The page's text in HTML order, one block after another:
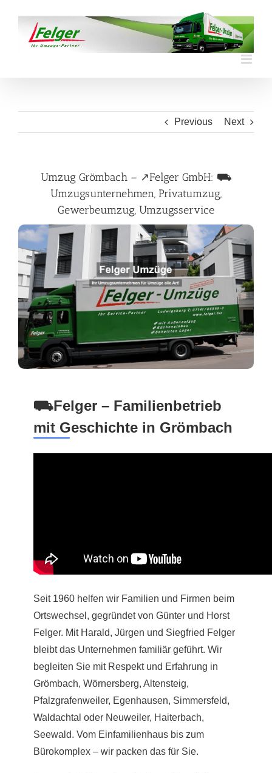
content
Previous Next
Umzug Grömbach – ↗️Felger GmbH: ⛟
Umzugsunternehmen, Privatumzug,
Gewerbeumzug, Umzugsservice
⛟Felger – Familienbetrieb
mit Geschichte in Grömbach
Seit 1960 helfen wir Familien und Firmen beim
Ortswechsel, gegründet von Günter und Horst
Felger. Mit Harald, Jürgen und Siegfried Felger
bleibt das Unternehmen familiär geführt. Wir
begleiten Sie mit Respekt und Erfahrung in
Grömbach, Wörnersberg, Altensteig,
Pfalzgrafenweiler, Egenhausen, Simmersfeld,
Waldachtal oder Neuweiler, Haiterbach,
Seewald. Vom Einfamilienhaus bis zum
Bürokomplex – wir packen das für Sie.